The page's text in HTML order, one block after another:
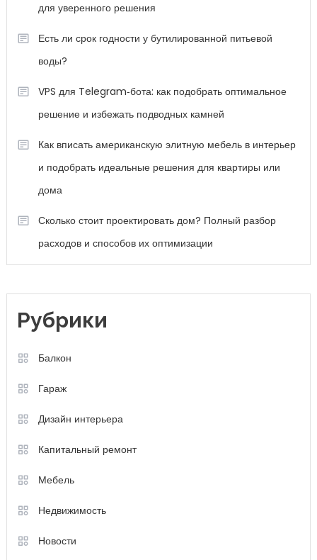
для уверенного решения
Есть ли срок годности у бутилированной питьевой
воды?
VPS для Telegram‑бота: как подобрать оптимальное
решение и избежать подводных камней
Как вписать американскую элитную мебель в интерьер
и подобрать идеальные решения для квартиры или
дома
Сколько стоит проектировать дом? Полный разбор
расходов и способов их оптимизации
Рубрики
Балкон
Гараж
Дизайн интерьера
Капитальный ремонт
Мебель
Недвижимость
Новости